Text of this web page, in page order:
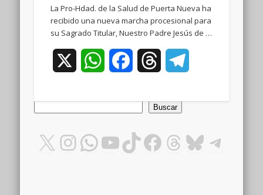
La Pro-Hdad. de la Salud de Puerta Nueva ha
recibido una nueva marcha procesional para
su Sagrado Titular, Nuestro Padre Jesús de …
WhatsAppFacebookThreads
Buscar
X Instagram
WhatsApp
YouTube
TikTok
Facebook
Threads
Bluesky